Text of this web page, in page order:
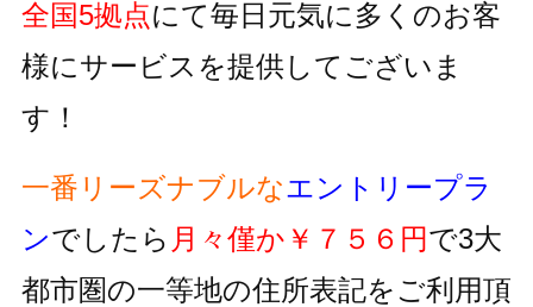
全国5拠点にて毎日元気に多くのお客
様にサービスを提供してございま
す！
一番リーズナブルなエントリープラ
ンでしたら 月々僅か￥７５６円で3大
都市圏の一等地の住所表記をご利用頂